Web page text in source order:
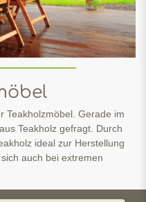
Teakholzmöbel. Gerade im
Teakholz gefragt. Durch
ideal zur Herstellung
auch bei extremen